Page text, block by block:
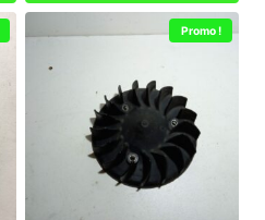
Promo !